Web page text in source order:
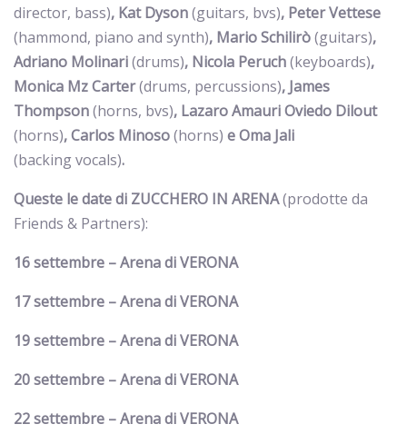
director, bass), Kat Dyson(guitars, bvs), Peter Vettese
(hammond, piano and synth), Mario Schilirò(guitars),
Adriano Molinari(drums), Nicola Peruch(keyboards),
Monica Mz Carter(drums, percussions), James
Thompson(horns, bvs), Lazaro Amauri Oviedo Dilout
(horns), Carlos Minoso(horns) e Oma Jali
(backing vocals).
Queste le date di ZUCCHERO IN ARENA(prodotte da
Friends & Partners):
16 settembre – Arena di VERONA
17 settembre – Arena di VERONA
19 settembre – Arena di VERONA
20 settembre – Arena di VERONA
22 settembre – Arena di VERONA